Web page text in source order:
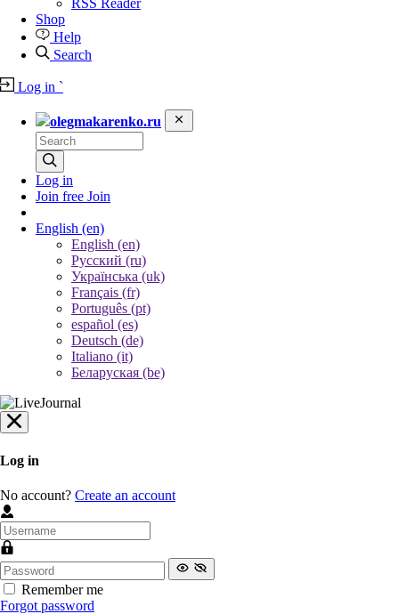
RSS Reader
Shop
Help
Search
Log in `
olegmakarenko.ru
Log in
Join free Join
English (en)
English (en)
Русский (ru)
Українська (uk)
Français (fr)
Português (pt)
español (es)
Deutsch (de)
Italiano (it)
Беларуская (be)
Log in
No account? Create an account
Remember me
Forgot password